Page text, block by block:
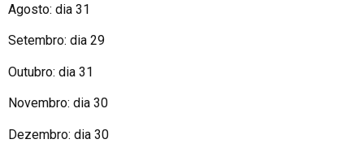
Agosto: dia 31
Setembro: dia 29
Outubro: dia 31
Novembro: dia 30
Dezembro: dia 30